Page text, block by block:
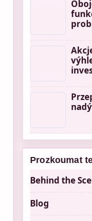
Prozkoumat
Behind the
Blog